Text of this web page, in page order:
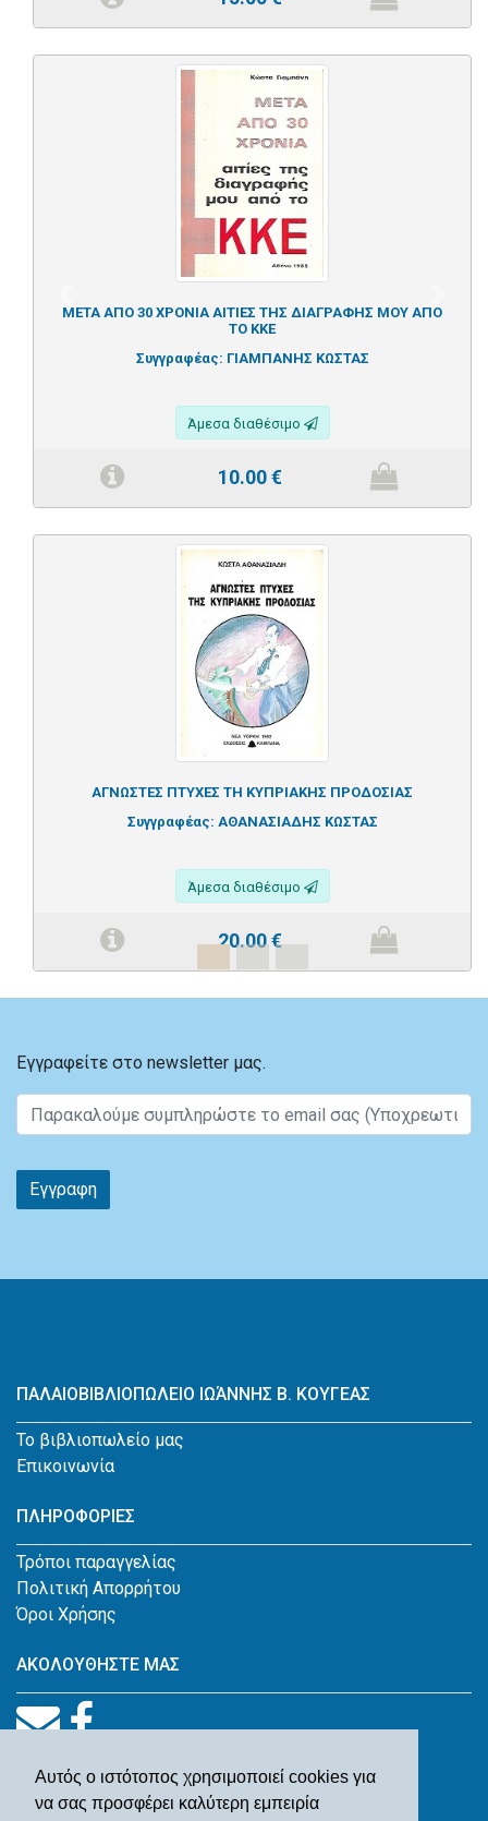
Αυτός ο ιστότοπος χρησιμοποιεί cookies για
να σας προσφέρει καλύτερη εμπειρία
ΜΕΤΑ ΑΠΟ 30 ΧΡΟΝΙΑ ΑΙΤΙΕΣ ΤΗΣ ΔΙΑΓΡΑΦΗΣ ΜΟΥ ΑΠΟ
ΤΟ ΚΚΕ
Συγγραφέας: ΓΙΑΜΠΑΝΗΣ ΚΩΣΤΑΣ
Άμεσα διαθέσιμο
10.00€
ΑΓΝΩΣΤΕΣ ΠΤΥΧΕΣ ΤΗ ΚΥΠΡΙΑΚΗΣ ΠΡΟΔΟΣΙΑΣ
Συγγραφέας: ΑΘΑΝΑΣΙΑΔΗΣ ΚΩΣΤΑΣ
Άμεσα διαθέσιμο
20.00€
Previous Next
Εγγραφείτε στο newsletter μας.
Εγγραφη
ΠΑΛΑΙΟΒΙΒΛΙΟΠΩΛΕΙΟ ΙΩΆΝΝΗΣ Β. ΚΟΥΓΕΑΣ
Το βιβλιοπωλείο μας
Επικοινωνία
ΠΛΗΡΟΦΟΡΙΕΣ
Τρόποι παραγγελίας
Πολιτική Απορρήτου
Όροι Χρήσης
ΑΚΟΛΟΥΘΗΣΤΕ ΜΑΣ